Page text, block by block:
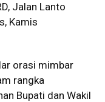
Jalan Lanto
Kamis
orasi mimbar
rangka
Bupati dan Wakil